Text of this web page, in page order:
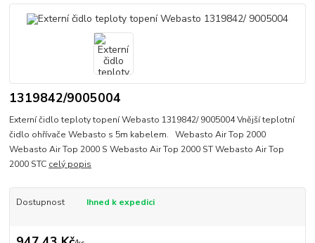
1319842/9005004
Externí čidlo teploty topení Webasto 1319842/ 9005004 Vnější teplotní
čidlo ohřívače Webasto s 5m kabelem. Webasto Air Top 2000
Webasto Air Top 2000 S Webasto Air Top 2000 ST Webasto Air Top
2000 STC celý popis
Dostupnost Ihned k expedici